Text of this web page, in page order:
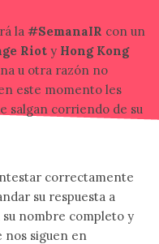
la#SemanaIR con un
Rioty Hong Kong
u otra razón no
este momento les
salgan corriendo de su
correctamente
su respuesta a
nombre completo y
nos siguen en